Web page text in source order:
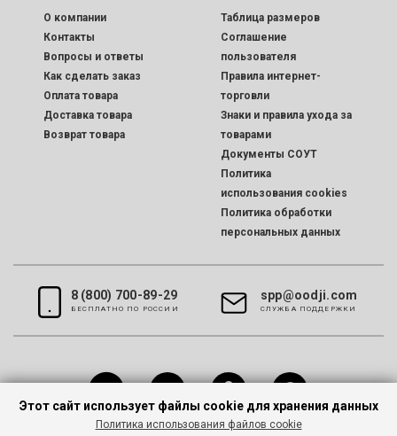
O компании
Контакты
Вопросы и ответы
Как сделать заказ
Оплата товара
Доставка товара
Возврат товара
Таблица размеров
Соглашение
пользователя
Правила интернет-
торговли
Знаки и правила ухода за
товарами
Документы СОУТ
Политика
использования cookies
Политика обработки
персональных данных
8 (800) 700-89-29
БЕСПЛАТНО ПО РОССИИ
spp@oodji.com
CЛУЖБА ПОДДЕРЖКИ
Этот сайт использует файлы cookie для хранения данных
Политика использования файлов cookie